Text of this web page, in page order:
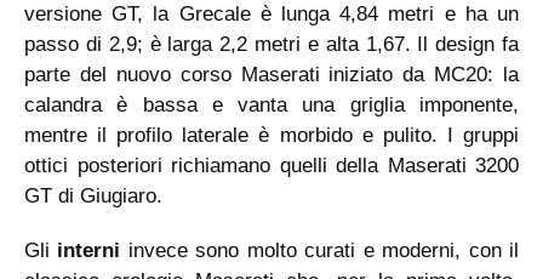
versione GT, la Grecale è lunga 4,84 metri e ha un
passo di 2,9; è larga 2,2 metri e alta 1,67. Il design fa
parte del nuovo corso Maserati iniziato da MC20: la
calandra è bassa e vanta una griglia imponente,
mentre il profilo laterale è morbido e pulito. I gruppi
ottici posteriori richiamano quelli della Maserati 3200
GT di Giugiaro.
Gli interni invece sono molto curati e moderni, con il